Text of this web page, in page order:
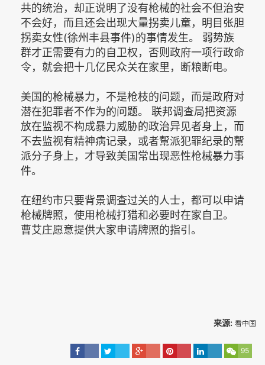
共的统治，却正说明了没有枪械的社会不但治安
不会好，而且还会出现大量拐卖儿童，明目张胆
拐卖女性(徐州丰县事件)的事情发生。 弱势族
群才正需要有力的自卫权，否则政府一项行政命
令，就会把十几亿民众关在家里，断粮断电。
美国的枪械暴力，不是枪枝的问题，而是政府对
潜在犯罪者不作为的问题。 联邦调查局把资源
放在监视不构成暴力威胁的政治异见者身上，而
不去监视有精神病记录，或者幚派犯罪纪录的幚
派分子身上，才导致美国常出现恶性枪械暴力事
件。
在纽约市只要背景调查过关的人士，都可以申请
枪械牌照，使用枪械打猎和必要时在家自卫。
曹艾庄愿意提供大家申请牌照的指引。
来源: 看中国
95